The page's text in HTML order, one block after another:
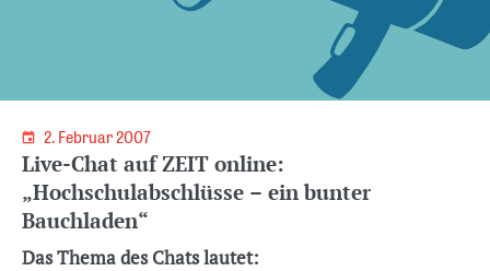
2. Februar 2007
Live-Chat auf ZEIT online:
„Hochschulabschlüsse – ein bunter
Bauchladen“
Das Thema des Chats lautet: